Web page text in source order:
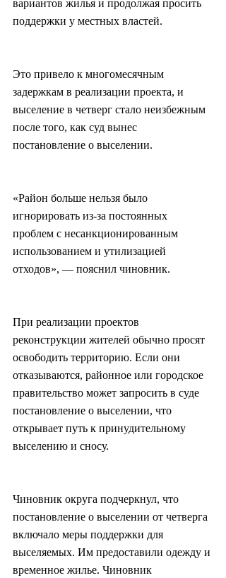
вариантов жилья и продолжая просить
поддержки у местных властей.
Это привело к многомесячным
задержкам в реализации проекта, и
выселение в четверг стало неизбежным
после того, как суд вынес
постановление о выселении.
«Район больше нельзя было
игнорировать из-за постоянных
проблем с несанкционированным
использованием и утилизацией
отходов», — пояснил чиновник.
При реализации проектов
реконструкции жителей обычно просят
освободить территорию. Если они
отказываются, районное или городское
правительство может запросить в суде
постановление о выселении, что
открывает путь к принудительному
выселению и сносу.
Чиновник округа подчеркнул, что
постановление о выселении от четверга
включало меры поддержки для
выселяемых. Им предоставили одежду и
временное жилье. Чиновник